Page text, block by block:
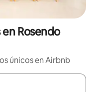
Rosendo
únicos en Airbnb